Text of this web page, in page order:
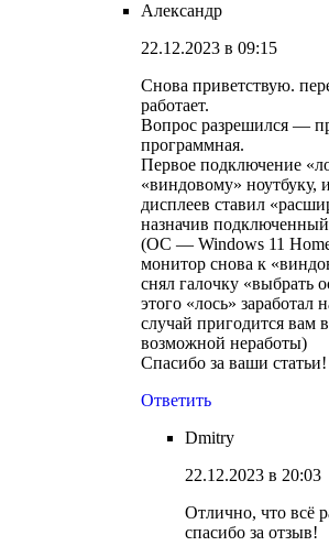
Александр
22.12.2023 в 09:15
Снова приветствую.
работает.
Вопрос разрешился —
программная.
Первое подключение
«виндовому» ноутбуку,
дисплеев ставил
назначив
(ОС — Windows 11
монитор снова к
снял галочку «выбрать
этого «лось»
случай пригодится вам
возможной неработы)
Спасибо за ваши статьи!
Ответить
Dmitry
22.12.2023 в 20:03
Отлично, что всё
спасибо за отзыв!